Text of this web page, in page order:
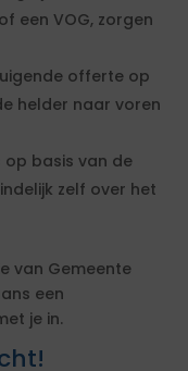
een VOG, zorgen
offerte op
helder naar voren
op basis van de
zelf over het
van Gemeente
een
je in.